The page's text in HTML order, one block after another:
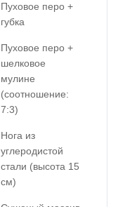
Пуховое перо +
губка
Пуховое перо +
шелковое
мулине
(соотношение:
7:3)
Нога из
углеродистой
стали (высота 15
см)